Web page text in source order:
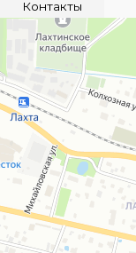
Контакты